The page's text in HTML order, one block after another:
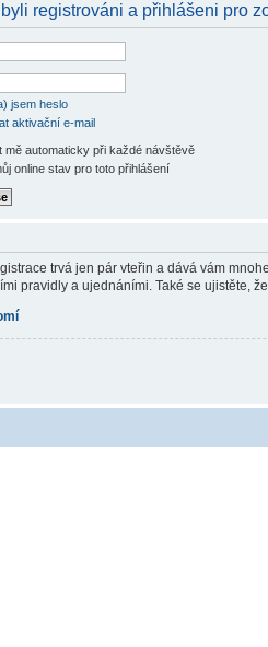
registrováni a přihlášeni pro
jsem heslo
aktivační e-mail
mě automaticky při každé návštěvě
online stav pro toto přihlášení
trvá jen pár vteřin a dává vám
pravidly a ujednáními. Také se ujistěte,